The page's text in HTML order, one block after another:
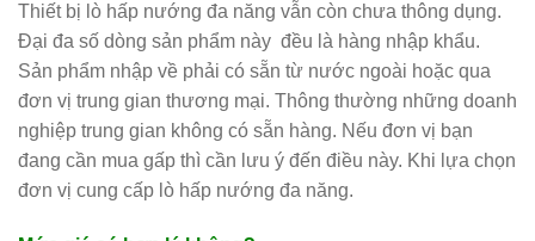
Thiết bị lò hấp nướng đa năng vẫn còn chưa thông dụng.
Đại đa số dòng sản phẩm này đều là hàng nhập khẩu.
Sản phẩm nhập về phải có sẵn từ nước ngoài hoặc qua
đơn vị trung gian thương mại. Thông thường những doanh
nghiệp trung gian không có sẵn hàng. Nếu đơn vị bạn
đang cần mua gấp thì cần lưu ý đến điều này. Khi lựa chọn
đơn vị cung cấp lò hấp nướng đa năng.